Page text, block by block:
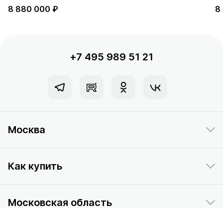
8 880 000 ₽ 8
+7 495 989 51 21
Москва
Как купить
Московская область